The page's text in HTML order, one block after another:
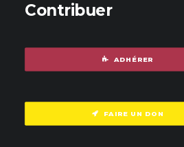
Contribuer
ADHÉRER
FAIRE UN DON